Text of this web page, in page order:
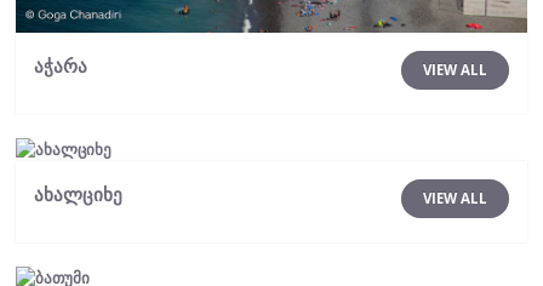
VIEW ALL
აჭარა
VIEW ALL
ახალციხე